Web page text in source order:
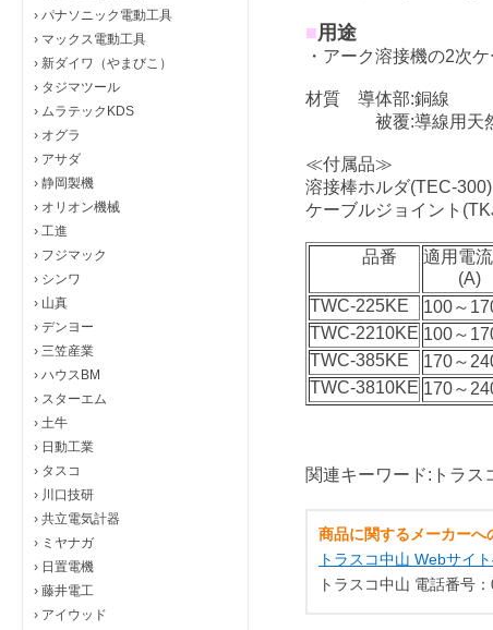
› パナソニック電動工具
› マックス電動工具
› 新ダイワ（やまびこ）
› タジマツール
› ムラテックKDS
› オグラ
› アサダ
› 静岡製機
› オリオン機械
› 工進
› フジマック
› シンワ
› 山真
› デンヨー
› 三笠産業
› ハウスBM
› スターエム
› 土牛
› 日動工業
› タスコ
› 川口技研
› 共立電気計器
› ミヤナガ
› 日置電機
› 藤井電工
› アイウッド
■用途
・アーク溶接機の2次
材質 導体部:銅線
被覆:導線用天然
≪付属品≫
溶接棒ホルダ(TEC-300)
ケーブルジョイント
品番
適用電流
(A)
TWC-225KE
100～
TWC-2210KE 100～
TWC-385KE
170～
TWC-3810KE 170～
関連キーワード:トラ
商品に関するメーカーへ
トラスコ中山 Webサイ
トラスコ中山 電話番号